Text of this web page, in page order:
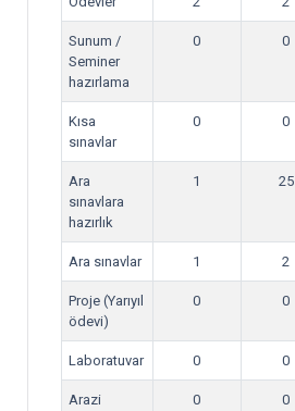
Sunum /
Seminer
hazırlama
0 0
Kısa
sınavlar
0 0
Ara
sınavlara
hazırlık
1 25
Ara sınavlar 1 2
Proje (Yarıyıl
ödevi)
0 0
Laboratuvar 0 0
Arazi
0 0